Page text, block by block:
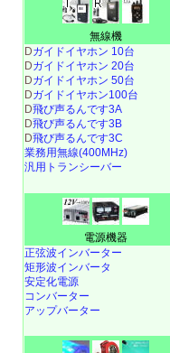
無線機
Dガイドイヤホン 10台
Dガイドイヤホン 20台
Dガイドイヤホン 50台
Dガイドイヤホン100台
D飛び声るんです3A
D飛び声るんです3B
D飛び声るんです3C
業務用無線(400MHz)
汎用トランシーバー
電源機器
正弦波インバーター
矩形波インバータ
安定化電源
コンバーター
アップバーター